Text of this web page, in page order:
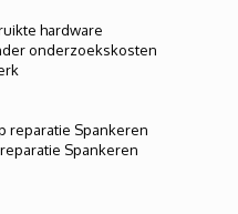
hardware
onderzoekskosten
reparatie Spankeren
Spankeren